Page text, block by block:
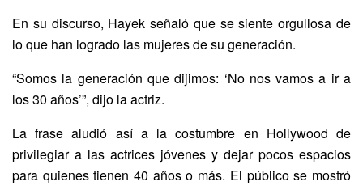
En su discurso, Hayek señaló que se siente orgullosa de
lo que han logrado las mujeres de su generación.
“Somos la generación que dijimos: ‘No nos vamos a ir a
los 30 años’”, dijo la actriz.
La frase aludió así a la costumbre en Hollywood de
privilegiar a las actrices jóvenes y dejar pocos espacios
para quienes tienen 40 años o más. El público se mostró